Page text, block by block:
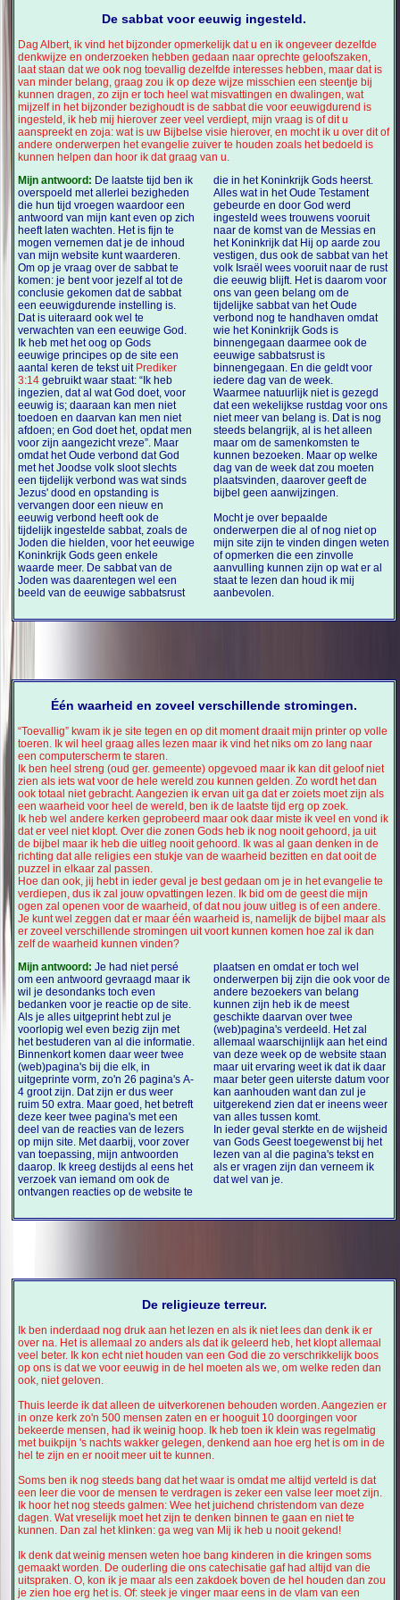
De sabbat voor eeuwig ingesteld.
Dag Albert, ik vind het bijzonder opmerkelijk dat u en ik ongeveer dezelfde
denkwijze en onderzoeken hebben gedaan naar oprechte geloofszaken,
laat staan dat we ook nog toevallig dezelfde interesses hebben, maar dat is
van minder belang, graag zou ik op deze wijze misschien een steentje bij
kunnen dragen, zo zijn er toch heel wat misvattingen en dwalingen, wat
mijzelf in het bijzonder bezighoudt is de sabbat die voor eeuwigdurend is
ingesteld, ik heb mij hierover zeer veel verdiept, mijn vraag is of dit u
aanspreekt en zoja: wat is uw Bijbelse visie hierover, en mocht ik u over dit of
andere onderwerpen het evangelie zuiver te houden zoals het bedoeld is
kunnen helpen dan hoor ik dat graag van u.
Mijn antwoord: De laatste tijd ben ik
overspoeld met allerlei bezigheden
die hun tijd vroegen waardoor een
antwoord van mijn kant even op zich
heeft laten wachten. Het is fijn te
mogen vernemen dat je de inhoud
van mijn website kunt waarderen.
Om op je vraag over de sabbat te
komen: je bent voor jezelf al tot de
conclusie gekomen dat de sabbat
een eeuwigdurende instelling is.
Dat is uiteraard ook wel te
verwachten van een eeuwige God.
Ik heb met het oog op Gods
eeuwige principes op de site een
aantal keren de tekst uit Prediker
3:14 gebruikt waar staat: “Ik heb
ingezien, dat al wat God doet, voor
eeuwig is; daaraan kan men niet
toedoen en daarvan kan men niet
afdoen; en God doet het, opdat men
voor zijn aangezicht vreze”. Maar
omdat het Oude verbond dat God
met het Joodse volk sloot slechts
een tijdelijk verbond was wat sinds
Jezus' dood en opstanding is
vervangen door een nieuw en
eeuwig verbond heeft ook de
tijdelijk ingestelde sabbat, zoals de
Joden die hielden, voor het eeuwige
Koninkrijk Gods geen enkele
waarde meer. De sabbat van de
Joden was daarentegen wel een
beeld van de eeuwige sabbatsrust
die in het Koninkrijk Gods heerst.
Alles wat in het Oude Testament
gebeurde en door God werd
ingesteld wees trouwens vooruit
naar de komst van de Messias en
het Koninkrijk dat Hij op aarde zou
vestigen, dus ook de sabbat van het
volk Israël wees vooruit naar de rust
die eeuwig blijft. Het is daarom voor
ons van geen belang om de
tijdelijke sabbat van het Oude
verbond nog te handhaven omdat
wie het Koninkrijk Gods is
binnengegaan daarmee ook de
eeuwige sabbatsrust is
binnengegaan. En die geldt voor
iedere dag van de week.
Waarmee natuurlijk niet is gezegd
dat een wekelijkse rustdag voor ons
niet meer van belang is. Dat is nog
steeds belangrijk, al is het alleen
maar om de samenkomsten te
kunnen bezoeken. Maar op welke
dag van de week dat zou moeten
plaatsvinden, daarover geeft de
bijbel geen aanwijzingen.
Mocht je over bepaalde
onderwerpen die al of nog niet op
mijn site zijn te vinden dingen weten
of opmerken die een zinvolle
aanvulling kunnen zijn op wat er al
staat te lezen dan houd ik mij
aanbevolen.
Één waarheid en zoveel verschillende stromingen.
“Toevallig” kwam ik je site tegen en op dit moment draait mijn printer op volle
toeren. Ik wil heel graag alles lezen maar ik vind het niks om zo lang naar
een computerscherm te staren.
Ik ben heel streng (oud ger. gemeente) opgevoed maar ik kan dit geloof niet
zien als iets wat voor de hele wereld zou kunnen gelden. Zo wordt het dan
ook totaal niet gebracht. Aangezien ik ervan uit ga dat er zoiets moet zijn als
een waarheid voor heel de wereld, ben ik de laatste tijd erg op zoek.
Ik heb wel andere kerken geprobeerd maar ook daar miste ik veel en vond ik
dat er veel niet klopt. Over die zonen Gods heb ik nog nooit gehoord, ja uit
de bijbel maar ik heb die uitleg nooit gehoord. Ik was al gaan denken in de
richting dat alle religies een stukje van de waarheid bezitten en dat ooit de
puzzel in elkaar zal passen.
Hoe dan ook, jij hebt in ieder geval je best gedaan om je in het evangelie te
verdiepen, dus ik zal jouw opvattingen lezen. Ik bid om de geest die mijn
ogen zal openen voor de waarheid, of dat nou jouw uitleg is of een andere.
Je kunt wel zeggen dat er maar één waarheid is, namelijk de bijbel maar als
er zoveel verschillende stromingen uit voort kunnen komen hoe zal ik dan
zelf de waarheid kunnen vinden?
Mijn antwoord: Je had niet persé
om een antwoord gevraagd maar ik
wil je desondanks toch even
bedanken voor je reactie op de site.
Als je alles uitgeprint hebt zul je
voorlopig wel even bezig zijn met
het bestuderen van al die informatie.
Binnenkort komen daar weer twee
(web)pagina's bij die elk, in
uitgeprinte vorm, zo'n 26 pagina's A-
4 groot zijn. Dat zijn er dus weer
ruim 50 extra. Maar goed, het betreft
deze keer twee pagina's met een
deel van de reacties van de lezers
op mijn site. Met daarbij, voor zover
van toepassing, mijn antwoorden
daarop. Ik kreeg destijds al eens het
verzoek van iemand om ook de
ontvangen reacties op de website te
plaatsen en omdat er toch wel
onderwerpen bij zijn die ook voor de
andere bezoekers van belang
kunnen zijn heb ik de meest
geschikte daarvan over twee
(web)pagina's verdeeld. Het zal
allemaal waarschijnlijk aan het eind
van deze week op de website staan
maar uit ervaring weet ik dat ik daar
maar beter geen uiterste datum voor
kan aanhouden want dan zul je
uitgerekend zien dat er ineens weer
van alles tussen komt.
In ieder geval sterkte en de wijsheid
van Gods Geest toegewenst bij het
lezen van al die pagina's tekst en
als er vragen zijn dan verneem ik
dat wel van je.
De religieuze terreur.
Ik ben inderdaad nog druk aan het lezen en als ik niet lees dan denk ik er
over na. Het is allemaal zo anders als dat ik geleerd heb, het klopt allemaal
veel beter. Ik kon echt niet houden van een God die zo verschrikkelijk boos
op ons is dat we voor eeuwig in de hel moeten als we, om welke reden dan
ook, niet geloven.
Thuis leerde ik dat alleen de uitverkorenen behouden worden. Aangezien er
in onze kerk zo'n 500 mensen zaten en er hooguit 10 doorgingen voor
bekeerde mensen, had ik weinig hoop. Ik heb toen ik klein was regelmatig
met buikpijn 's nachts wakker gelegen, denkend aan hoe erg het is om in de
hel te zijn en er nooit meer uit te kunnen.
Soms ben ik nog steeds bang dat het waar is omdat me altijd verteld is dat
een leer die voor de mensen te verdragen is zeker een valse leer moet zijn.
Ik hoor het nog steeds galmen: Wee het juichend christendom van deze
dagen. Wat vreselijk moet het zijn te denken binnen te gaan en niet te
kunnen. Dan zal het klinken: ga weg van Mij ik heb u nooit gekend!
Ik denk dat weinig mensen weten hoe bang kinderen in die kringen soms
gemaakt worden. De ouderling die ons catechisatie gaf had altijd van die
uitspraken. O, kon ik je maar als een zakdoek boven de hel houden dan zou
je zien hoe erg het is. Of: steek je vinger maar eens in de vlam van een